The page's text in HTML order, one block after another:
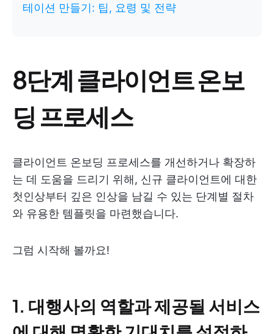
테이션 만들기: 팁, 요령 및 전략
8단계 클라이언트 온보
딩 프로세스
클라이언트 온보딩 프로세스를 개선하거나 확장하
는 데 도움을 드리기 위해, 신규 클라이언트에 대한
첫인상부터 깊은 인상을 남길 수 있는 단계별 절차
와 유용한 템플릿을 마련했습니다.
그럼 시작해 볼까요!
1. 대행사의 역할과 제공될 서비스